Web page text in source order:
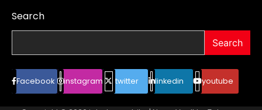
Search
Search
Facebook instagram twitter linkedin youtube